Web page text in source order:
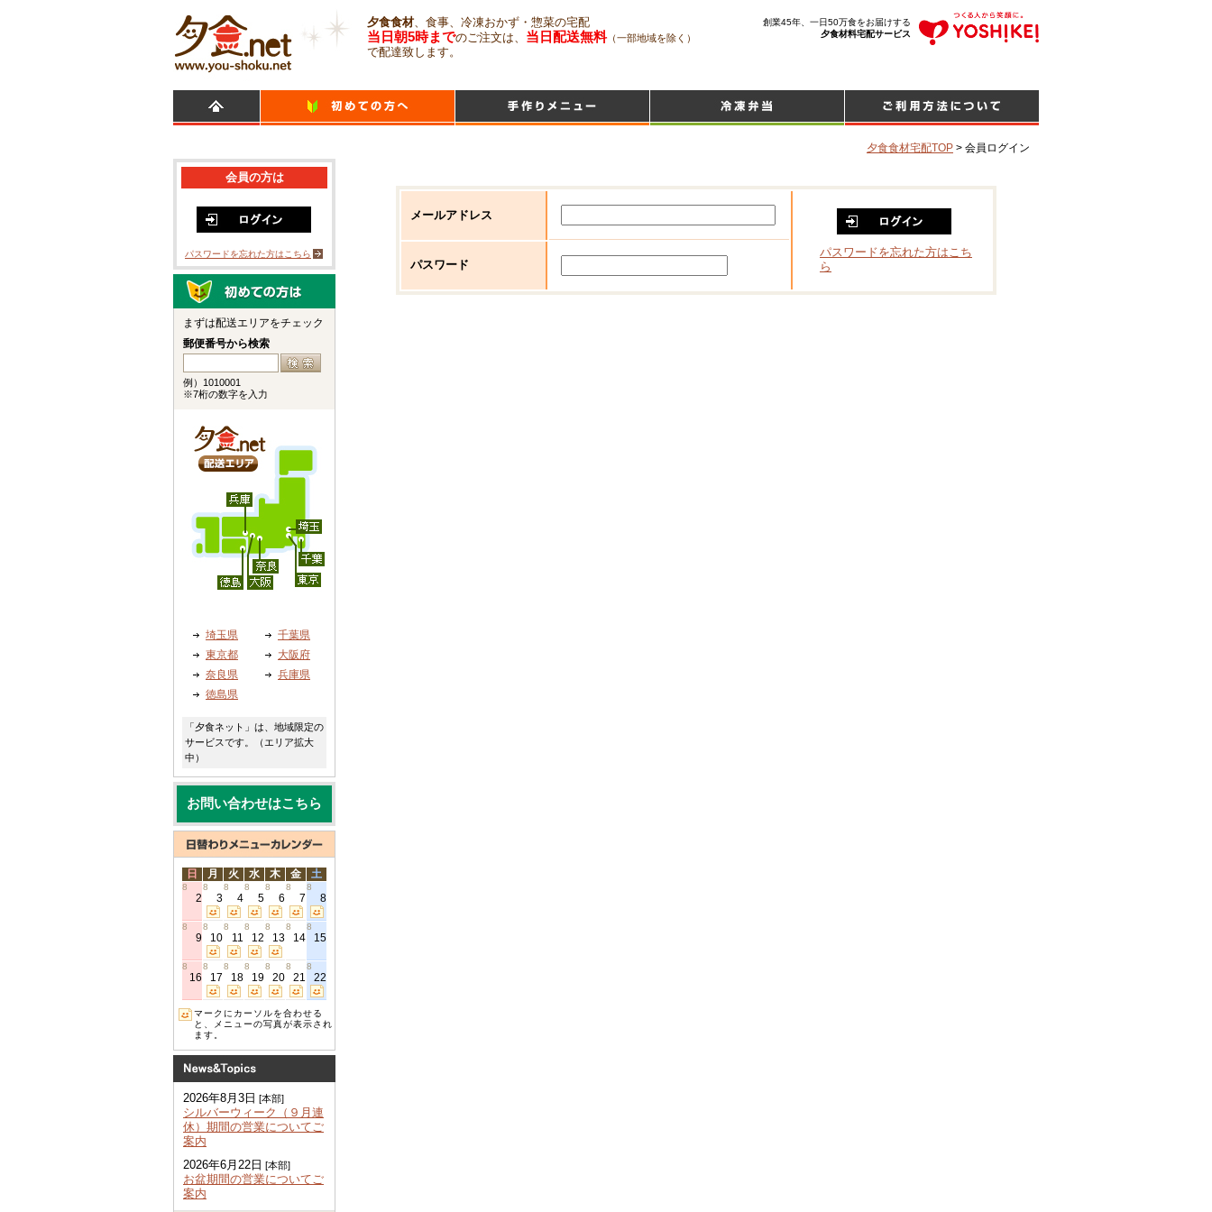
夕食食材、食事、冷凍おかず・惣菜の宅配
当日朝5時までのご注文は、 当日配送無料（一部地域を除く）
で配達致します。
創業45年、一日50万食をお届けする
夕食材料宅配サービス
夕食食材宅配TOP > 会員ログイン
メールアドレス
パスワードを忘れた方はこち
ら
パスワード
会員の方は
パスワードを忘れた方はこちら
まずは配送エリアをチェック
郵便番号から検索
例）1010001
※7桁の数字を入力
埼玉県
千葉県
東京都
大阪府
奈良県
兵庫県
徳島県
「夕食ネット」は、地域限定の
サービスです。（エリア拡大
中）
お問い合わせはこちら
日 月 火 水 木 金 土
8
2
8
3
8
4
8
5
8
6
8
7
8
8
8
9
8
10
8
11
8
12
8
13
8
14
8
15
8
16
8
17
8
18
8
19
8
20
8
21
8
22
マークにカーソルを合わせる
と、メニューの写真が表示され
ます。
2026年8月3日 [本部]
シルバーウィーク（９月連
休）期間の営業についてご
案内
2026年6月22日 [本部]
お盆期間の営業についてご
案内